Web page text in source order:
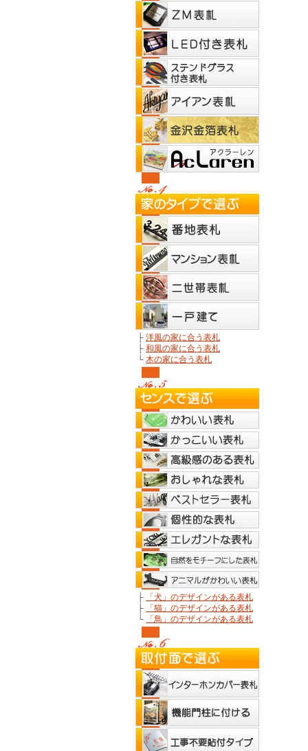
├ 洋風の家に合う表札
├ 和風の家に合う表札
└ 木の家に合う表札
├
「犬」のデザインがある表札
├
「猫」のデザインがある表札
└
「鳥」のデザインがある表札